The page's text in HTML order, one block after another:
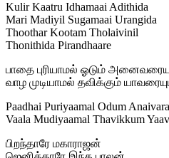
Kulir Kaatru Idhamaai Adithida
Mari Madiyil Sugamaai Urangida
Thoothar Kootam Tholaivinil
Thonithida Pirandhaare
பாதை புரியாமல் ஓடும்
வாழ முடியாமல் தவிக்கும்
Paadhai Puriyaamal Odum
Vaala Mudiyaamal Thavikkum
பிறந்தாரே மகாராஜன்